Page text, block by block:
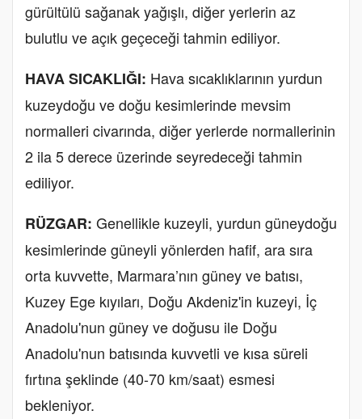
gürültülü sağanak yağışlı, diğer yerlerin az
bulutlu ve açık geçeceği tahmin ediliyor.
HAVA SICAKLIĞI: Hava sıcaklıklarının yurdun
kuzeydoğu ve doğu kesimlerinde mevsim
normalleri civarında, diğer yerlerde normallerinin
2 ila 5 derece üzerinde seyredeceği tahmin
ediliyor.
RÜZGAR: Genellikle kuzeyli, yurdun güneydoğu
kesimlerinde güneyli yönlerden hafif, ara sıra
orta kuvvette, Marmara’nın güney ve batısı,
Kuzey Ege kıyıları, Doğu Akdeniz'in kuzeyi, İç
Anadolu'nun güney ve doğusu ile Doğu
Anadolu'nun batısında kuvvetli ve kısa süreli
fırtına şeklinde (40-70 km/saat) esmesi
bekleniyor.